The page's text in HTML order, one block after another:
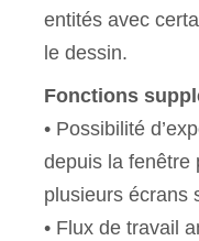
entités avec
le dessin.
Fonctions
• Possibilité
depuis la fenêtre
plusieurs écrans
• Flux de travail